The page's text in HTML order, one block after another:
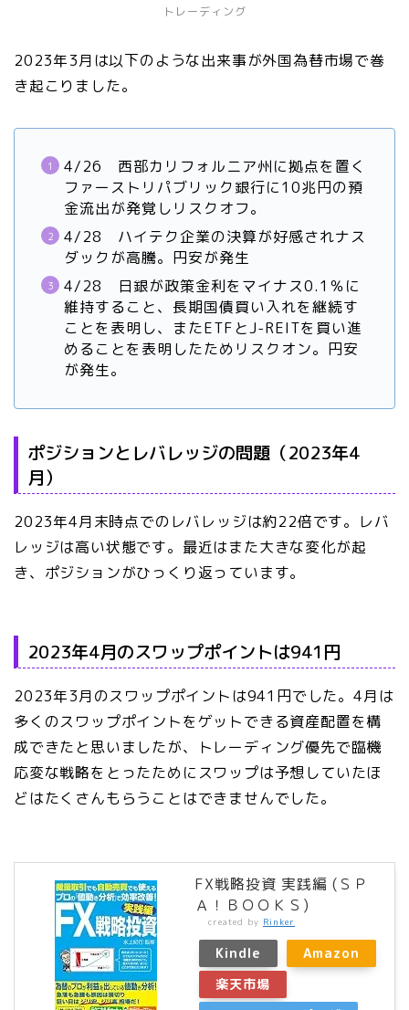
トレーディング
2023年3月は以下のような出来事が外国為替市場で巻
き起こりました。
4/26 西部カリフォルニア州に拠点を置く
ファーストリパブリック銀行に10兆円の預
金流出が発覚しリスクオフ。
4/28 ハイテク企業の決算が好感されナス
ダックが高騰。円安が発生
4/28 日銀が政策金利をマイナス0.1％に
維持すること、長期国債買い入れを継続す
ことを表明し、またETFとJ-REITを買い進
めることを表明したためリスクオン。円安
が発生。
ポジションとレバレッジの問題（2023年4
月）
2023年4月末時点でのレバレッジは約22倍です。レバ
レッジは高い状態です。最近はまた大きな変化が起
き、ポジションがひっくり返っています。
2023年4月のスワップポイントは941円
2023年3月のスワップポイントは941円でした。4月は
多くのスワップポイントをゲットできる資産配置を構
成できたと思いましたが、トレーディング優先で臨機
応変な戦略をとったためにスワップは予想していたほ
どはたくさんもらうことはできませんでした。
FX戦略投資 実践編 (ＳＰ
Ａ！ＢＯＯＫＳ)
created by Rinker
Kindle
Amazon
楽天市場